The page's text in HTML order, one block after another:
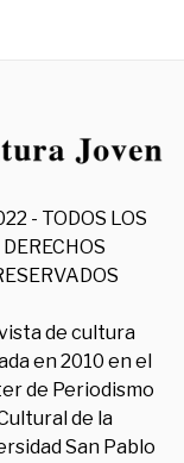
- TODOS LOS
DERECHOS
de cultura
en 2010 en el
de Periodismo
de la
San Pablo